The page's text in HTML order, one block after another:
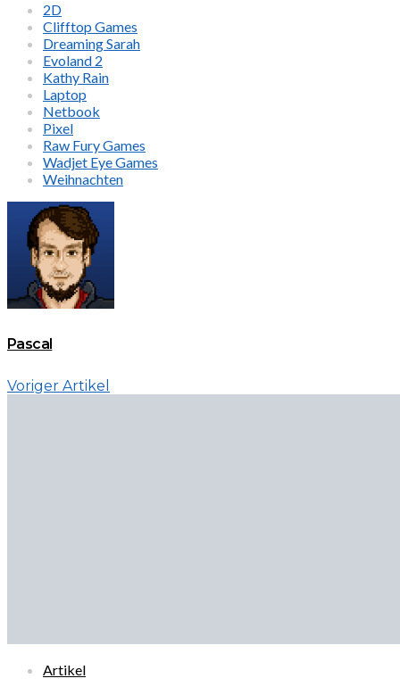
2D
Clifftop Games
Dreaming Sarah
Evoland 2
Kathy Rain
Laptop
Netbook
Pixel
Raw Fury Games
Wadjet Eye Games
Weihnachten
Pascal
Voriger Artikel
Artikel